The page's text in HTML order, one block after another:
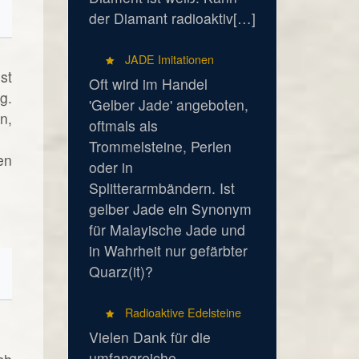
der Diamant radioaktiv[…]
JADE Imitationen
Oft wird im Handel
'Gelber Jade' angeboten,
oftmals als
Trommelsteine, Perlen
oder in
Splitterarmbändern. Ist
gelber Jade ein Synonym
für Malayische Jade und
in Wahrheit nur gefärbter
Quarz(it)?
Radioaktive Edelsteine
Vielen Dank für die